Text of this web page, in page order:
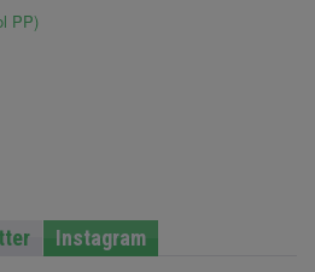
PP)
Instagram